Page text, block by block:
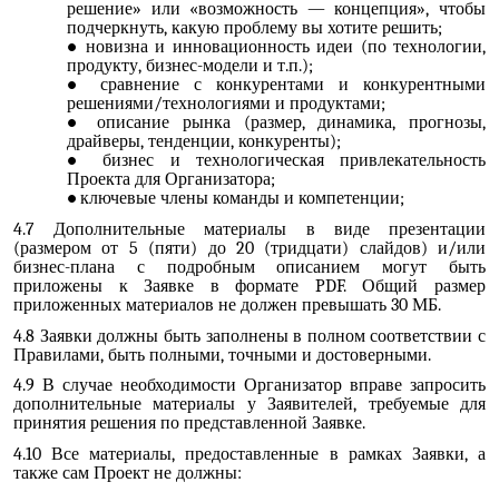
решение» или «возможность — концепция», чтобы
подчеркнуть, какую проблему вы хотите решить;
новизна и инновационность идеи (по технологии,
продукту, бизнес-модели и т.п.);
сравнение с конкурентами и конкурентными
решениями/технологиями и продуктами;
описание рынка (размер, динамика, прогнозы,
драйверы, тенденции, конкуренты);
бизнес и технологическая привлекательность
Проекта для Организатора;
ключевые члены команды и компетенции;
4.7 Дополнительные материалы в виде презентации
(размером от 5 (пяти) до 20 (тридцати) слайдов) и/или
бизнес-плана с подробным описанием могут быть
приложены к Заявке в формате PDF. Общий размер
приложенных материалов не должен превышать 30 МБ.
4.8 Заявки должны быть заполнены в полном соответствии с
Правилами, быть полными, точными и достоверными.
4.9 В случае необходимости Организатор вправе запросить
дополнительные материалы у Заявителей, требуемые для
принятия решения по представленной Заявке.
4.10 Все материалы, предоставленные в рамках Заявки, а
также сам Проект не должны: